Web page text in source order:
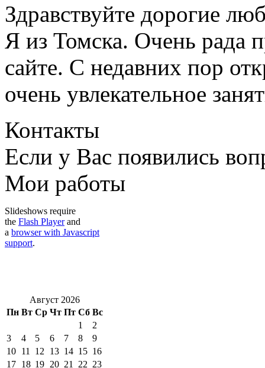
Здравствуйте дорогие
Я из Томска. Очень рада
сайте. С недавних пор
очень увлекательное
Контакты
Если у Вас появились
Мои работы
Slideshows require
the Flash Playerand
a browser with Javascript
support.
Август 2026
Пн Вт Ср Чт Пт Сб Вс
1
2
3
4 5 6 7 8
9
10 11 12 13 14 15 16
17 18 19 20 21 22 23